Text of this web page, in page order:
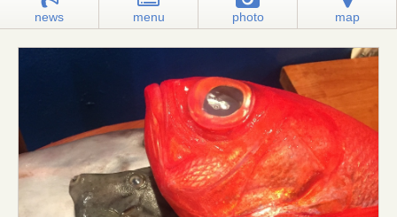
news menu photo map